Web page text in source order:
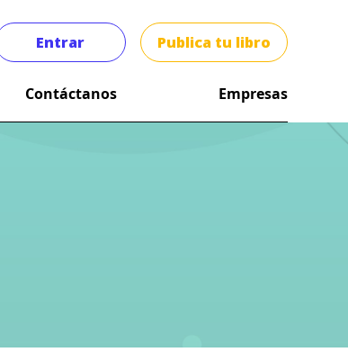
Entrar Publica tu libro
Contáctanos Empresas